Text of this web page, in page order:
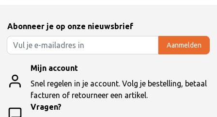
Abonneer je op onze nieuwsbrief
Aanmelden
Mijn account
Snel regelen in je account. Volg je bestelling, betaal
facturen of retourneer een artikel.
Vragen?